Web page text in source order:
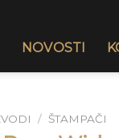
NOVOSTI
/ ŠTAMPAČI